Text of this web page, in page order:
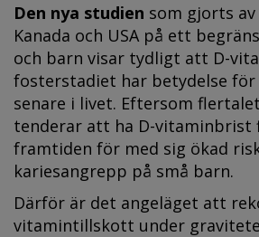
Den nya studien som gjorts
Kanada och USA på ett
och barn visar tydligt att D-
fosterstadiet har betydelse för
senare i livet. Eftersom
tenderar att ha D-
framtiden för med sig ökad
kariesangrepp på små barn.
Därför är det angeläget att
vitamintillskott under